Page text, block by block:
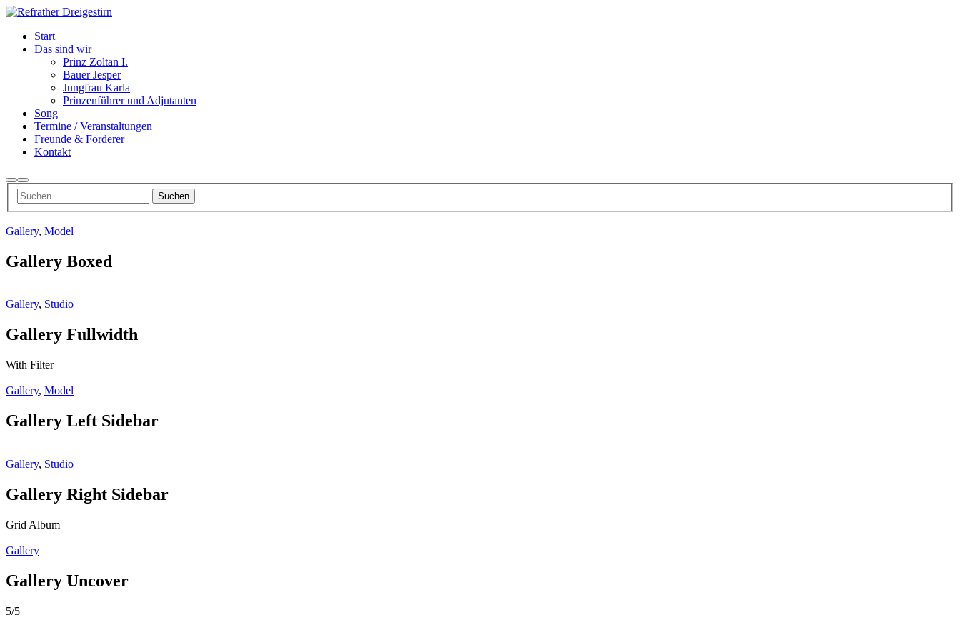
Start
Das sind wir
Prinz Zoltan I.
Bauer Jesper
Jungfrau Karla
Prinzenführer und Adjutanten
Song
Termine / Veranstaltungen
Freunde & Förderer
Kontakt
Suchen
Hauptmenü
Gallery, Model
Gallery Boxed
Gallery, Studio
Gallery Fullwidth
With Filter
Gallery, Model
Gallery Left Sidebar
Gallery, Studio
Gallery Right Sidebar
Grid Album
Gallery
Gallery Uncover
5/5